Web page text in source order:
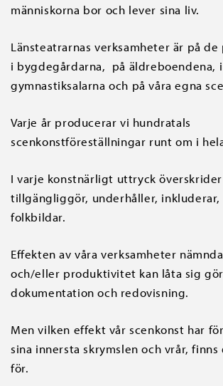
människorna bor och lever sina liv.
Länsteatrarnas verksamheter är på de
i bygdegårdarna, på äldreboendena,
gymnastiksalarna och på våra egna
Varje år producerar vi hundratals
scenkonstföreställningar runt om i
I varje konstnärligt uttryck
tillgängliggör, underhåller, inkluderar,
folkbildar.
Effekten av våra verksamheter
och/eller produktivitet kan låta sig
dokumentation och redovisning.
Men vilken effekt vår scenkonst har
sina innersta skrymslen och vrår,
för.